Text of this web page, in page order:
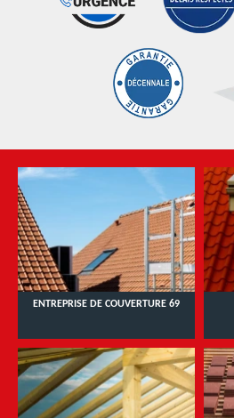
ENTREPRISE DE COUVERTURE 69